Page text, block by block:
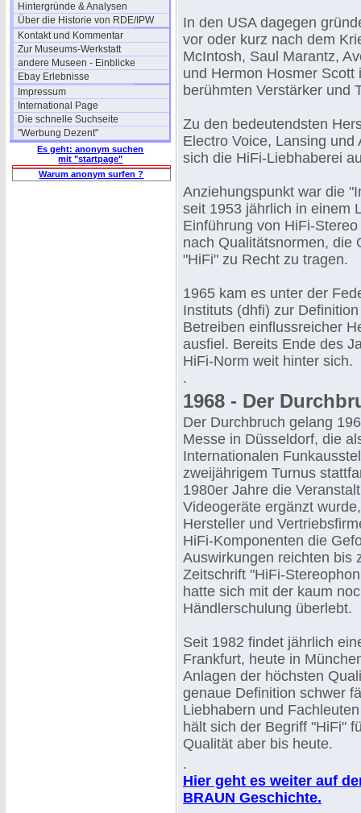
Hintergründe & Analysen
Über die Historie von RDE/IPW
Kontakt und Kommentar
Zur Museums-Werkstatt
andere Museen - Einblicke
Ebay Erlebnisse
Impressum
International Page
Die schnelle Suchseite
"Werbung Dezent"
Es geht: anonym suchen
mit "startpage"
Warum anonym surfen ?
In den USA dagegen
vor oder kurz nach dem
McIntosh, Saul Marantz,
und Hermon Hosmer Scott
berühmten Verstärker und
Zu den bedeutendsten
Electro Voice, Lansing
sich die HiFi-Liebhaberei
Anziehungspunkt war die
seit 1953 jährlich in einem
Einführung von HiFi-
nach Qualitätsnormen, die
"HiFi" zu Recht zu tragen.
1965 kam es unter der
Instituts (dhfi) zur
Betreiben einflussreicher
ausfiel. Bereits Ende des
HiFi-Norm weit hinter sich.
.
1968 - Der
Der Durchbruch gelang
Messe in Düsseldorf, die
Internationalen
zweijährigem Turnus
1980er Jahre die
Videogeräte ergänzt
Hersteller und
HiFi-Komponenten die
Auswirkungen reichten bis
Zeitschrift "HiFi-
hatte sich mit der kaum
Händlerschulung überlebt.
Seit 1982 findet jährlich
Frankfurt, heute in
Anlagen der höchsten
genaue Definition schwer
Liebhabern und
hält sich der Begriff "HiFi"
Qualität aber bis heute.
.
Hier geht es weiter auf
BRAUN Geschichte.